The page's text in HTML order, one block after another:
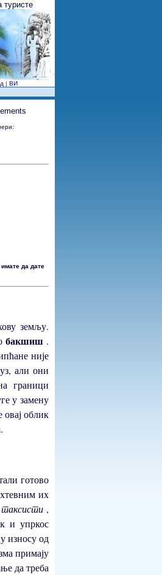
туристе
| ВИ
да дате
земљу.
бакшиш .
није
али они
граници
у замену
облик
готово
их
таксисти ,
и упркос
износу од
примају
да треба